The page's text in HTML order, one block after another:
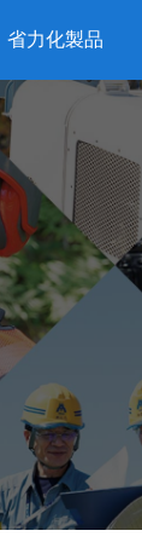
省力化製品